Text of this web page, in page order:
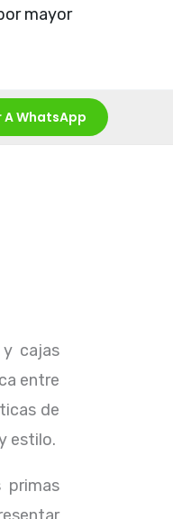
mayor
A WhatsApp
cajas
entre
de
estilo.
primas